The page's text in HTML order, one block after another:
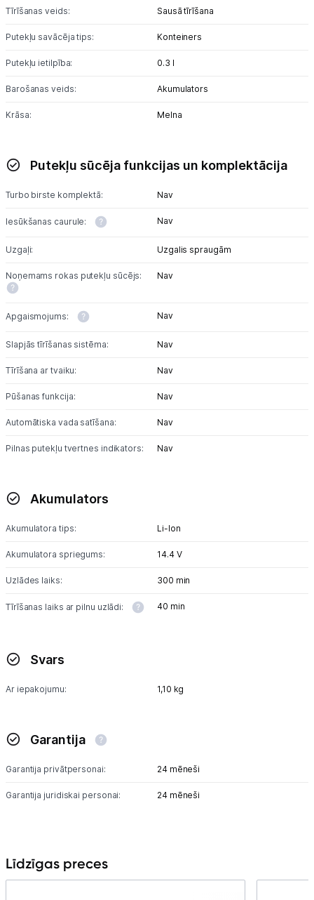
Tīrīšanas veids: Sausā tīrīšana
Putekļu savācēja tips: Konteiners
Putekļu ietilpība: 0.3 l
Barošanas veids: Akumulators
Krāsa: Melna
Putekļu sūcēja funkcijas un komplektācija
Turbo birste komplektā: Nav
Iesūkšanas caurule: Nav
Uzgaļi: Uzgalis spraugām
Noņemams rokas putekļu sūcējs: Nav
Apgaismojums: Nav
Slapjās tīrīšanas sistēma: Nav
Tīrīšana ar tvaiku: Nav
Pūšanas funkcija: Nav
Automātiska vada satīšana: Nav
Pilnas putekļu tvertnes indikators: Nav
Akumulators
Akumulatora tips: Li-lon
Akumulatora spriegums: 14.4 V
Uzlādes laiks: 300 min
Tīrīšanas laiks ar pilnu uzlādi: 40 min
Svars
Ar iepakojumu: 1,10 kg
Garantija
Garantija privātpersonai: 24 mēneši
Garantija juridiskai personai: 24 mēneši
Līdzīgas preces